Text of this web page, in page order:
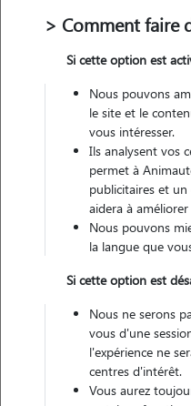
2 animaux
Véhiculé
Garde réalisée
L'envoi d'une
> Comment faire
Si cette option est
Nous pouvons
le site et le
vous intéresser.
Ils analysent vos
permet à
publicitaires et
aidera à
Nous pouvons
la langue que
Si cette option est
Nous ne serons
vous d'une
l'expérience ne
centres d'intérêt.
Vous aurez